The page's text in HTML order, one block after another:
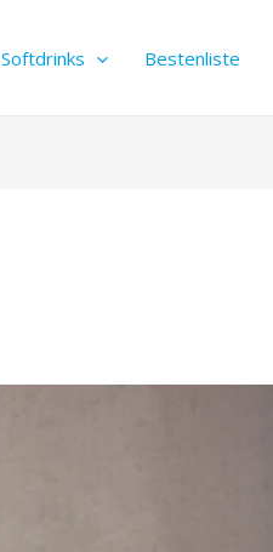
Softdrinks Bestenliste